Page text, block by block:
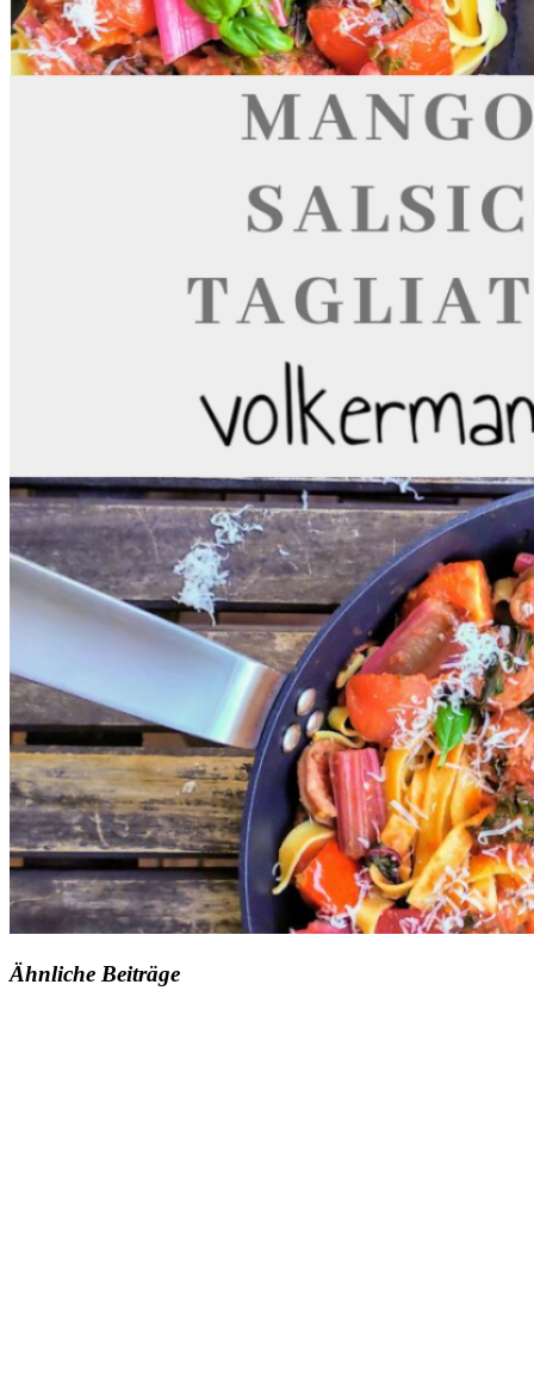
Ähnliche Beiträge